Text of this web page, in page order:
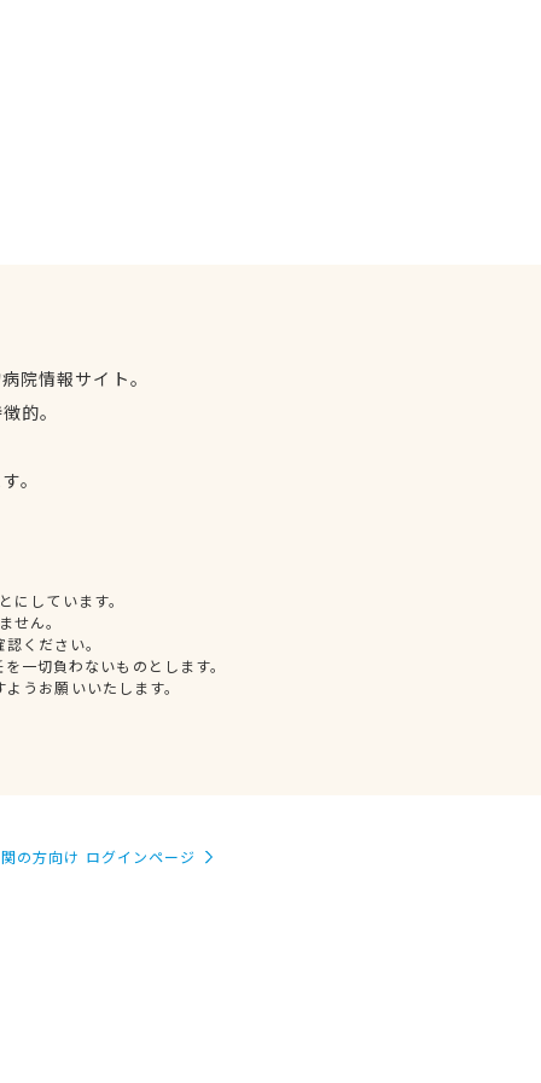
院情報サイト。
的。
。
しています。
せん。
ください。
一切負わないものとします。
うお願いいたします。
の方向け ログインページ